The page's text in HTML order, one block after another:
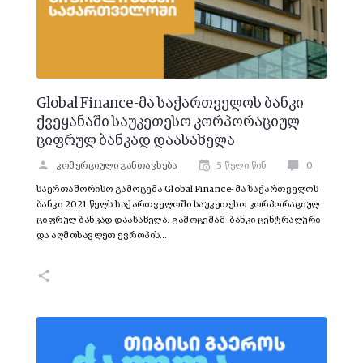
Global Finance-მა საქართველოს ბანკი
ქვეყანაში საუკეთესო კორპორაციულ
ციფრულ ბანკად დაასახელა
კომერციული განთავსება 5 წელი წინ 0
საერთაშორისო გამოცემა Global Finance-მა საქართველოს
ბანკი 2021 წელს საქართველოში საუკეთესო კორპორაციულ
ციფრულ ბანკად დაასახელა. გამოცემამ ბანკი ცენტრალური
და აღმოსავლეთ ევროპის…